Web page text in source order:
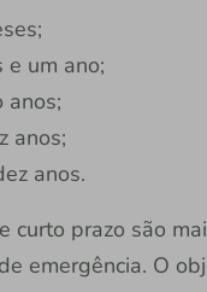
e um ano;
anos;
anos;
anos.
curto prazo são
emergência. O